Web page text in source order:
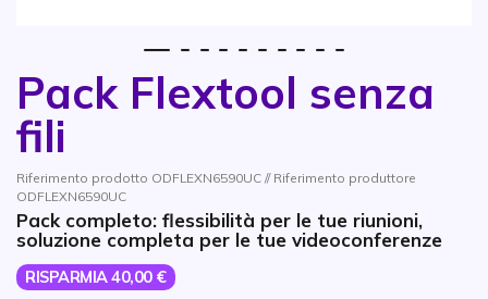
Pack Flextool senza
fili
Riferimento prodotto ODFLEXN6590UC // Riferimento produttore
ODFLEXN6590UC
Pack completo: flessibilità per le tue riunioni,
soluzione completa per le tue videoconferenze
RISPARMIA 40,00 €
Vai all'inizio della galleria di immagini